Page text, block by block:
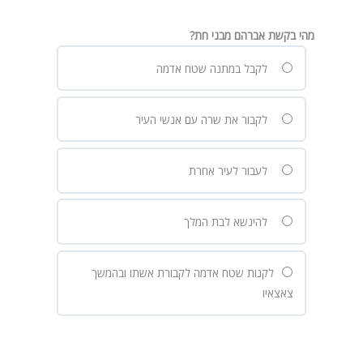
מהי בקשת אברהם מבני חת?
לקבל במתנה שטח אדמה
לקבור את שרה עם אנשי העיר
לעבור לעיר אחרת
להינשא לבת המלך
לקנות שטח אדמה לקבורת אשתו ובהמשך
צאצאיו